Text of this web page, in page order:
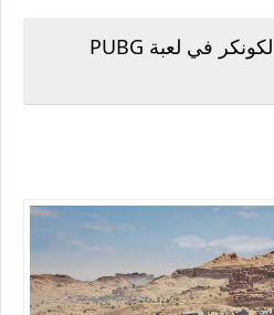
5 نصائح للوصول الى الكونكر في لعبة PUBG